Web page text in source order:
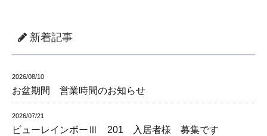
新着記事
2026/08/10
お盆期間 営業時間のお知らせ
2026/07/21
ビューレインボーⅢ 201 入居者様 募集です